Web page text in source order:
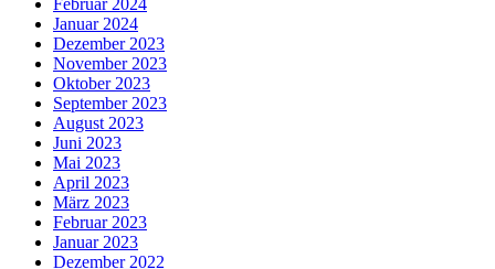
Februar 2024
Januar 2024
Dezember 2023
November 2023
Oktober 2023
September 2023
August 2023
Juni 2023
Mai 2023
April 2023
März 2023
Februar 2023
Januar 2023
Dezember 2022